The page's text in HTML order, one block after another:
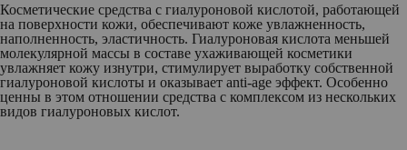
Косметические средства с гиалуроновой кислотой, работающей
на поверхности кожи, обеспечивают коже увлажненность,
наполненность, эластичность. Гиалуроновая кислота меньшей
молекулярной массы в составе ухаживающей косметики
увлажняет кожу изнутри, стимулирует выработку собственной
гиалуроновой кислоты и оказывает anti-age эффект. Особенно
ценны в этом отношении средства с комплексом из нескольких
видов гиалуроновых кислот.